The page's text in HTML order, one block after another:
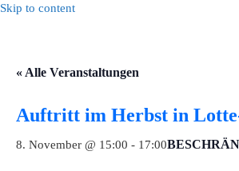
Skip to content
« Alle Veranstaltungen
Auftritt im Herbst in
8. November @ 15:00 - 17:00